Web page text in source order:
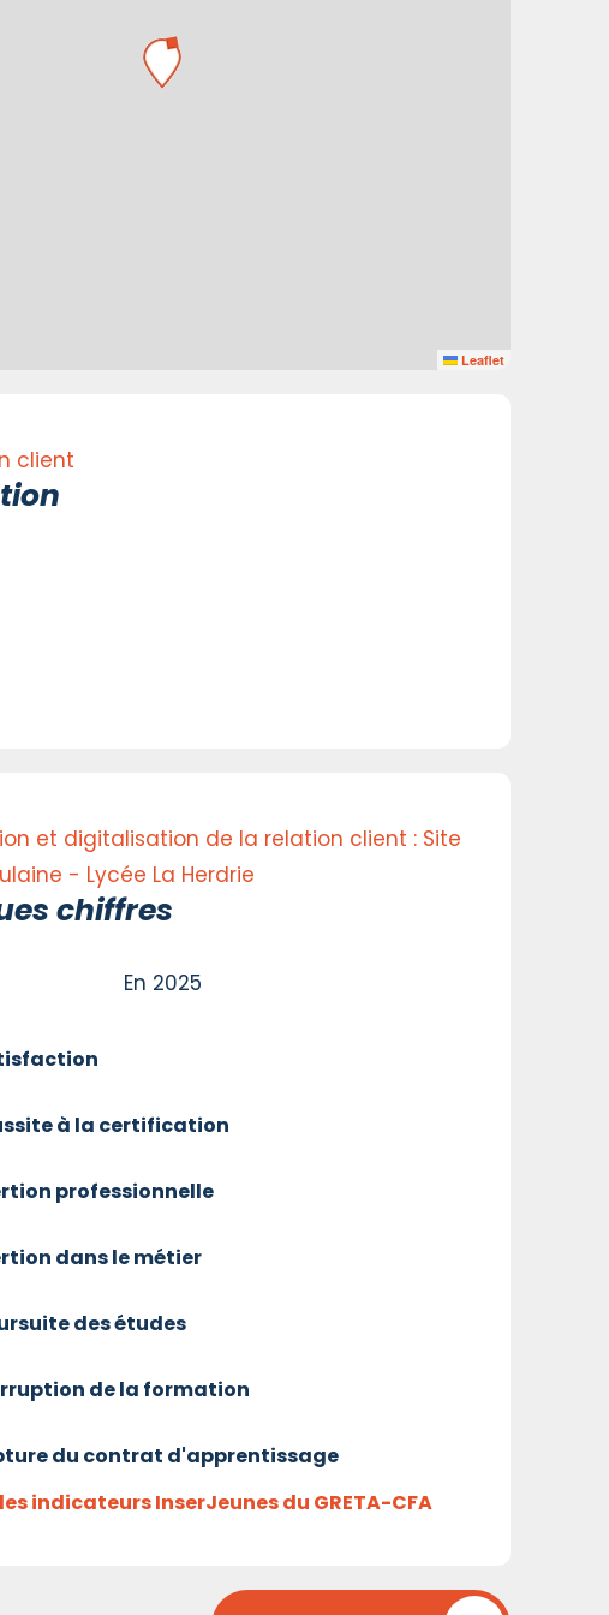
Leaflet
client
et digitalisation de la relation client : Site
- Lycée La Herdrie
chiffres
En 2025
à la certification
professionnelle
dans le métier
des études
de la formation
du contrat d'apprentissage
indicateurs InserJeunes du GRETA-CFA